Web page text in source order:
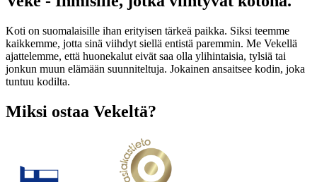
Koti on suomalaisille ihan erityisen tärkeä paikka. Siksi teemme
kaikkemme, jotta sinä viihdyt siellä entistä paremmin. Me Vekellä
ajattelemme, että huonekalut eivät saa olla ylihintaisia, tylsiä tai
jonkun muun elämään suunniteltuja. Jokainen ansaitsee kodin, joka
tuntuu kodilta.
Miksi ostaa Vekeltä?